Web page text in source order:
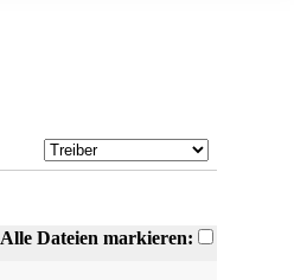
Alle Dateien markieren: